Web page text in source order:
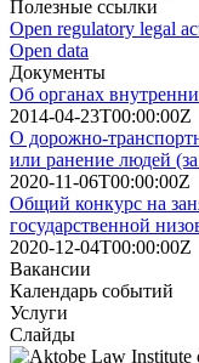
Полезные ссылки
Open regulatory legal
Open data
Документы
Об органах
2014-04-23T00:00:00Z
О дорожно-
или ранение людей
2020-11-06T00:00:00Z
Общий конкурс на
государственной
2020-12-04T00:00:00Z
Вакансии
Календарь событий
Услуги
Слайды